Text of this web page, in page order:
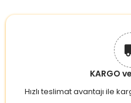
KARGO
Hızlı teslimat avantajı ile